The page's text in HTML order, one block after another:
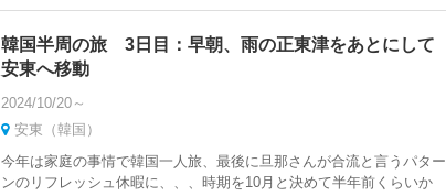
韓国半周の旅 3日目：早朝、雨の正東津をあとにして
安東へ移動
2024/10/20～
安東（韓国）
今年は家庭の事情で韓国一人旅、最後に旦那さんが合流と言うパター
ンのリフレッシュ休暇に、、、時期を10月と決めて半年前くらいか